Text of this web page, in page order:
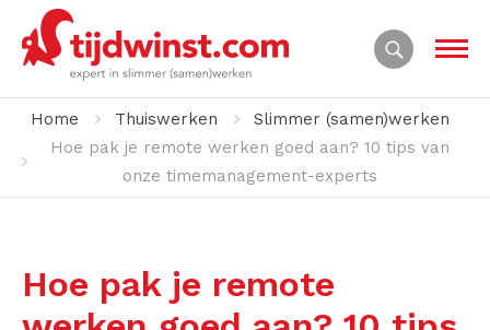
Home Thuiswerken
Slimmer (samen)werken
Hoe pak je remote werken goed aan? 10 tips van
onze timemanagement-experts
Hoe pak je remote